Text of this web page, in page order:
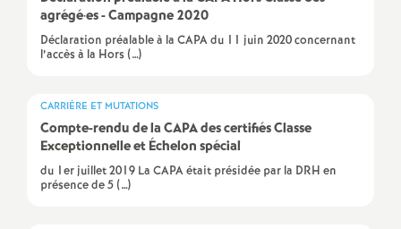
c
n
d
agrégé·es - Campagne 2020
Déclaration préalable à la CAPA du 11 juin 2020 concernant
l’accès à la Hors (…)
CARRIÈRE ET MUTATIONS
Compte-rendu de la CAPA des certifiés Classe
Exceptionnelle et Échelon spécial
du 1er juillet 2019 La CAPA était présidée par la DRH en
présence de 5 (…)